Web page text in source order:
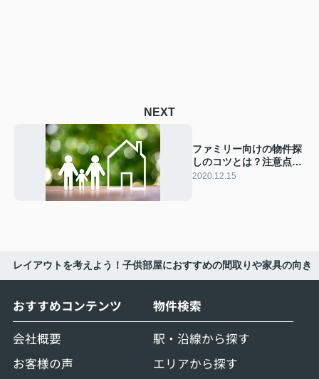
NEXT
ファミリー向けの物件探
しのコツとは？注意点に
ついてもご紹介
2020.12.15
レイアウトを考えよう！子供部屋におすすめの間取りや家具の向き
おすすめコンテンツ
会社概要
お客様の声
物件検索
駅・沿線から探す
エリアから探す